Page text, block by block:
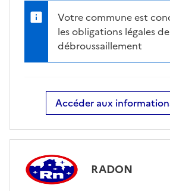
Votre commune est
les obligations légales de
débroussaillement
Accéder aux
RADON